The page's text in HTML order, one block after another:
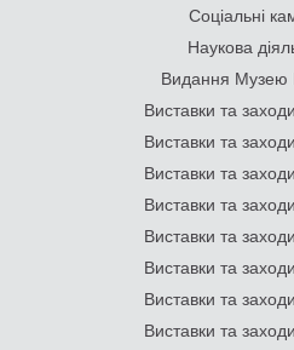
Соціальні
Наукова
Видання Музею
Виставки та
Виставки та
Виставки та
Виставки та
Виставки та
Виставки та
Виставки та
Виставки та